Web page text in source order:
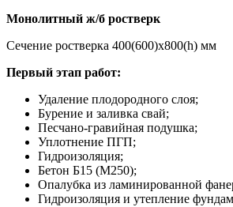
Монолитный ж/б ростверк
Сечение ростверка 400(600)х800(h) мм
Первый этап работ:
Удаление плодородного слоя;
Бурение и заливка свай;
Песчано-гравийная подушка;
Уплотнение ПГП;
Гидроизоляция;
Бетон Б15 (М250);
Опалубка из ламинированной
Гидроизоляция и утепление